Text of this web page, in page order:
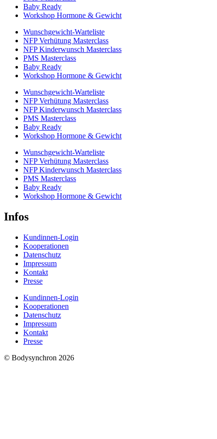
Baby Ready
Workshop Hormone & Gewicht
Wunschgewicht-Warteliste
NFP Verhütung Masterclass
NFP Kinderwunsch Masterclass
PMS Masterclass
Baby Ready
Workshop Hormone & Gewicht
Wunschgewicht-Warteliste
NFP Verhütung Masterclass
NFP Kinderwunsch Masterclass
PMS Masterclass
Baby Ready
Workshop Hormone & Gewicht
Wunschgewicht-Warteliste
NFP Verhütung Masterclass
NFP Kinderwunsch Masterclass
PMS Masterclass
Baby Ready
Workshop Hormone & Gewicht
Infos
Kundinnen-Login
Kooperationen
Datenschutz
Impressum
Kontakt
Presse
Kundinnen-Login
Kooperationen
Datenschutz
Impressum
Kontakt
Presse
© Bodysynchron 2026